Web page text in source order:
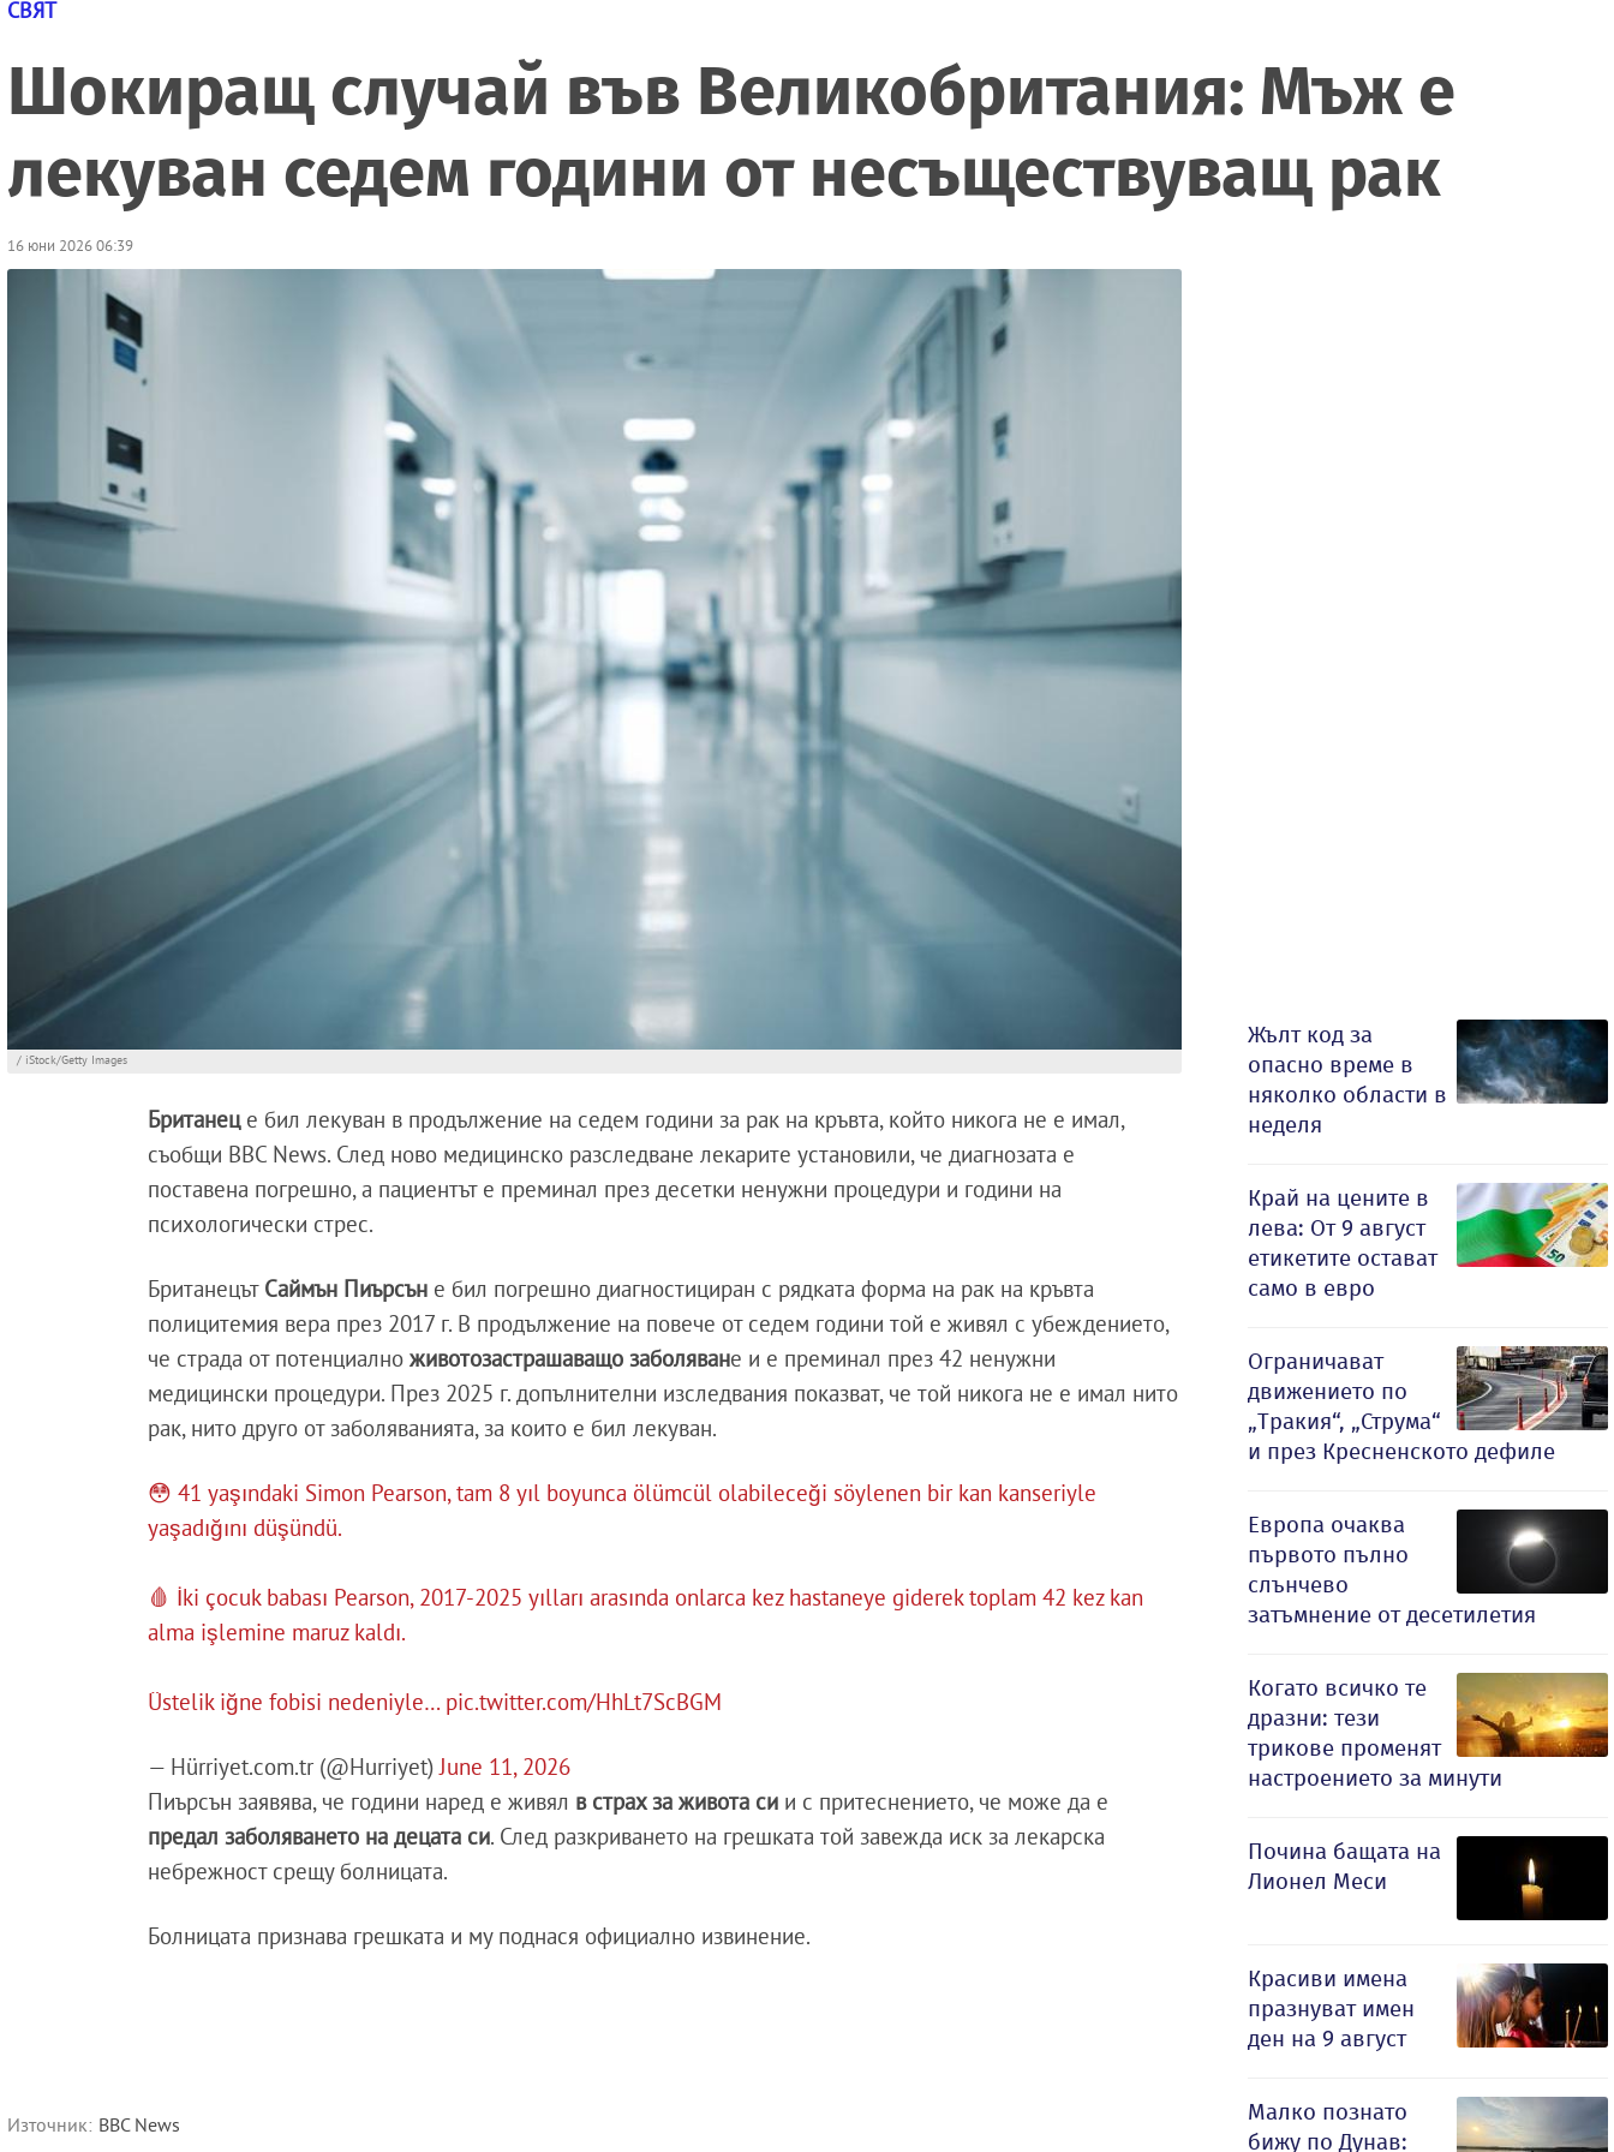
СВЯТ
Шокиращ случай във Великобритания: Мъж е
лекуван седем години от несъществуващ рак
16 юни 2026 06:39
/ iStock/Getty Images
Британец е бил лекуван в продължение на седем години за рак на кръвта, който никога не е имал,
съобщи BBC News. След ново медицинско разследване лекарите установили, че диагнозата е
поставена погрешно, а пациентът е преминал през десетки ненужни процедури и години на
психологически стрес.
Британецът Саймън Пиърсън е бил погрешно диагностициран с рядката форма на рак на кръвта
полицитемия вера през 2017 г. В продължение на повече от седем години той е живял с убеждението,
че страда от потенциалноживотозастрашаващо заболяване и е преминал през 42 ненужни
медицински процедури. През 2025 г. допълнителни изследвания показват, че той никога не е имал нито
рак, нито друго от заболяванията, за които е бил лекуван.
😳 41 yaşındaki Simon Pearson, tam 8 yıl boyunca ölümcül olabileceği söylenen bir kan kanseriyle
yaşadığını düşündü.
🩸 İki çocuk babası Pearson, 2017-2025 yılları arasında onlarca kez hastaneye giderek toplam 42 kez kan
alma işlemine maruz kaldı.
Üstelik iğne fobisi nedeniyle… pic.twitter.com/HhLt7ScBGM
— Hürriyet.com.tr (@Hurriyet)June 11, 2026
Пиърсън заявява, че години наред е живял в страх за живота си и с притеснението, че може да е
предал заболяването на децата си. След разкриването на грешката той завежда иск за лекарска
небрежност срещу болницата.
Болницата признава грешката и му поднася официално извинение.
Източник: BBC News
Жълт код за
опасно време в
няколко области в
неделя
Край на цените в
лева: От 9 август
етикетите остават
само в евро
Ограничават
движението по
„Тракия“, „Струма“
и през Кресненското дефиле
Европа очаква
първото пълно
слънчево
затъмнение от десетилетия
Когато всичко те
дразни: тези
трикове променят
настроението за минути
Почина бащата на
Лионел Меси
Красиви имена
празнуват имен
ден на 9 август
Малко познато
бижу по Дунав: